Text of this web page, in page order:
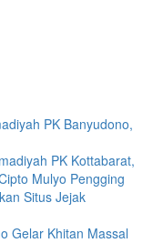
PK Banyudono,
PK Kottabarat,
Mulyo Pengging
Situs Jejak
Gelar Khitan Massal